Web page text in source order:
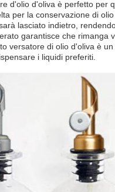
d'olio d'oliva è perfetto per
per la conservazione di
lasciato indietro,
garantisce che rimanga
versatore di olio d'oliva è
i liquidi preferiti.